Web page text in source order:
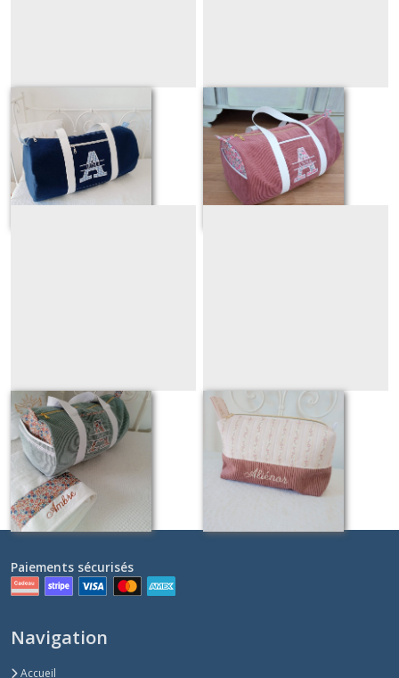
ARTHUR
Sur demande
ANNA
Sur demande
AMBRE
Sur demande
ALIENOR
Sur demande
Paiements sécurisés
Navigation
Accueil